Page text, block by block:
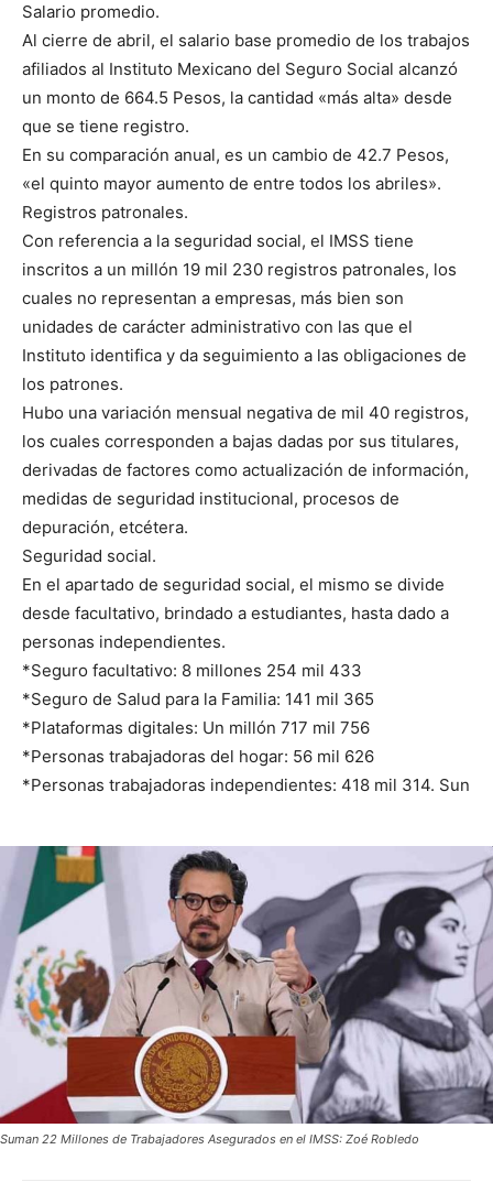
Salario promedio.
Al cierre de abril, el salario base promedio de los trabajos
afiliados al Instituto Mexicano del Seguro Social alcanzó
un monto de 664.5 Pesos, la cantidad «más alta» desde
que se tiene registro.
En su comparación anual, es un cambio de 42.7 Pesos,
«el quinto mayor aumento de entre todos los abriles».
Registros patronales.
Con referencia a la seguridad social, el IMSS tiene
inscritos a un millón 19 mil 230 registros patronales, los
cuales no representan a empresas, más bien son
unidades de carácter administrativo con las que el
Instituto identifica y da seguimiento a las obligaciones de
los patrones.
Hubo una variación mensual negativa de mil 40 registros,
los cuales corresponden a bajas dadas por sus titulares,
derivadas de factores como actualización de información,
medidas de seguridad institucional, procesos de
depuración, etcétera.
Seguridad social.
En el apartado de seguridad social, el mismo se divide
desde facultativo, brindado a estudiantes, hasta dado a
personas independientes.
*Seguro facultativo: 8 millones 254 mil 433
*Seguro de Salud para la Familia: 141 mil 365
*Plataformas digitales: Un millón 717 mil 756
*Personas trabajadoras del hogar: 56 mil 626
*Personas trabajadoras independientes: 418 mil 314. Sun
Suman 22 Millones de Trabajadores Asegurados en el IMSS: Zoé Robledo